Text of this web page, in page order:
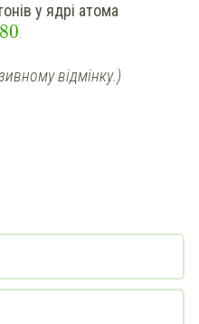
у ядрі атома
80.
відмінку.)